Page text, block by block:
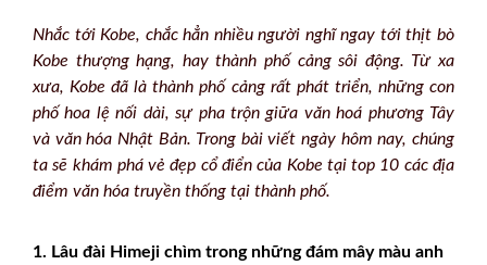
Nhắc tới Kobe, chắc hẳn nhiều người nghĩ ngay tới thịt bò
Kobe thượng hạng, hay thành phố cảng sôi động. Từ xa
xưa, Kobe đã là thành phố cảng rất phát triển, những con
phố hoa lệ nối dài, sự pha trộn giữa văn hoá phương Tây
và văn hóa Nhật Bản. Trong bài viết ngày hôm nay, chúng
ta sẽ khám phá vẻ đẹp cổ điển của Kobe tại top 10 các địa
điểm văn hóa truyền thống tại thành phố.
1. Lâu đài Himeji chìm trong những đám mây màu anh